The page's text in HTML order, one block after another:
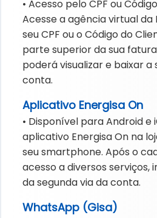
• Acesso pelo CPF ou
Acesse a agência virtual da
seu CPF ou o Código do
parte superior da sua
poderá visualizar e baixar a
conta.
Aplicativo Energisa On
• Disponível para Android e
aplicativo Energisa On na
seu smartphone. Após o
acesso a diversos serviços,
da segunda via da conta.
WhatsApp (Gisa)